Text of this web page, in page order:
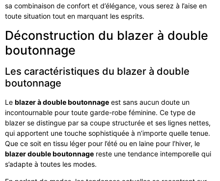
sa combinaison de confort et d’élégance, vous serez à l’aise en
toute situation tout en marquant les esprits.
Déconstruction du blazer à double
boutonnage
Les caractéristiques du blazer à double
boutonnage
Le blazer à double boutonnage est sans aucun doute un
incontournable pour toute garde-robe féminine. Ce type de
blazer se distingue par sa coupe structurée et ses lignes nettes,
qui apportent une touche sophistiquée à n’importe quelle tenue.
Que ce soit en tissu léger pour l’été ou en laine pour l’hiver, le
blazer double boutonnage reste une tendance intemporelle qui
s’adapte à toutes les modes.